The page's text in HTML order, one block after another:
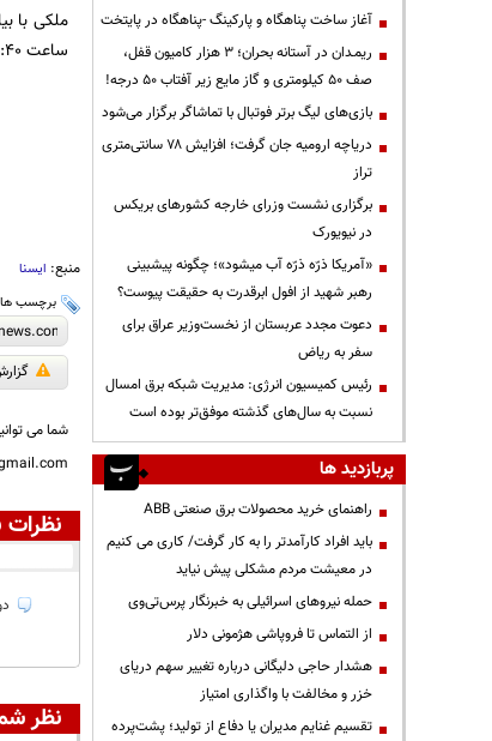
ملکی با
ساعت 21:40 به عملیات خود در این محل خاتمه دادند.
منبع: ایسنا
برچسب
شما می
نظرات
نظر
آغاز ساخت پناهگاه و پارکینگ -پناهگاه در پایتخت
ریمـدان در آستانه بحران؛ ۳ هزار کامیون قفل،
صف ۵۰ کیلومتری و گاز مایع زیر آفتاب ۵۰ درجه!
بازی‌های لیگ برتر فوتبال با تماشاگر برگزار می‌شود
دریاچه ارومیه جان گرفت؛ افزایش ۷۸ سانتی‌متری
تراز
برگزاری نشست وزرای خارجه کشورهای بریکس
در نیویورک
«آمریکا ذرّه ذرّه آب میشود»؛ چگونه پیشبینی
رهبر شهید از افول ابرقدرت به حقیقت پیوست؟
دعوت مجدد عربستان از نخست‌وزیر عراق برای
سفر به ریاض
رئیس کمیسیون انرژی: مدیریت شبکه برق امسال
نسبت به سال‌های گذشته موفق‌تر بوده است
پربازدید ها
راهنمای خرید محصولات برق صنعتی ABB
باید افراد کارآمدتر را به کار گرفت/ کاری می کنیم
در معیشت مردم مشکلی پیش نیاید
حمله نیروهای اسرائیلی به خبرنگار پرس‌تی‌وی
از التماس تا فروپاشی هژمونی دلار
هشدار حاجی دلیگانی درباره تغییر سهم دریای
خزر و مخالفت با واگذاری امتیاز
تقسیم غنایم مدیران یا دفاع از تولید؛ پشت‌پرده